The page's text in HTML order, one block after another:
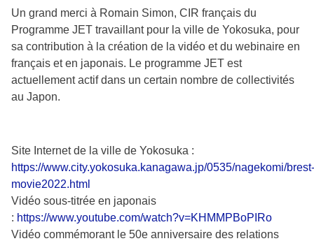
Un grand merci à Romain Simon, CIR français du
Programme JET travaillant pour la ville de Yokosuka, pour
sa contribution à la création de la vidéo et du webinaire en
français et en japonais. Le programme JET est
actuellement actif dans un certain nombre de collectivités
au Japon.
Site Internet de la ville de Yokosuka :
https://www.city.yokosuka.kanagawa.jp/0535/nagekomi/brest-
movie2022.html
Vidéo sous-titrée en japonais
: https://www.youtube.com/watch?v=KHMMPBoPIRo
Vidéo commémorant le 50e anniversaire des relations